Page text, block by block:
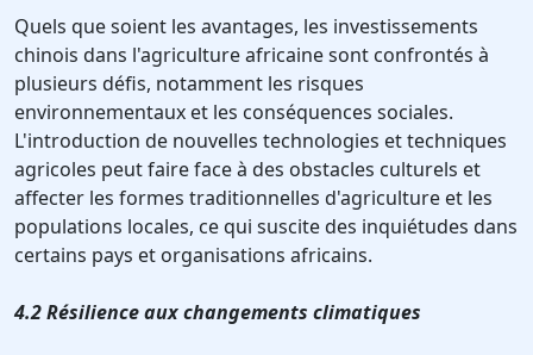
Quels que soient les avantages, les investissements
chinois dans l'agriculture africaine sont confrontés à
plusieurs défis, notamment les risques
environnementaux et les conséquences sociales.
L'introduction de nouvelles technologies et techniques
agricoles peut faire face à des obstacles culturels et
affecter les formes traditionnelles d'agriculture et les
populations locales, ce qui suscite des inquiétudes dans
certains pays et organisations africains.
4.2 Résilience aux changements climatiques